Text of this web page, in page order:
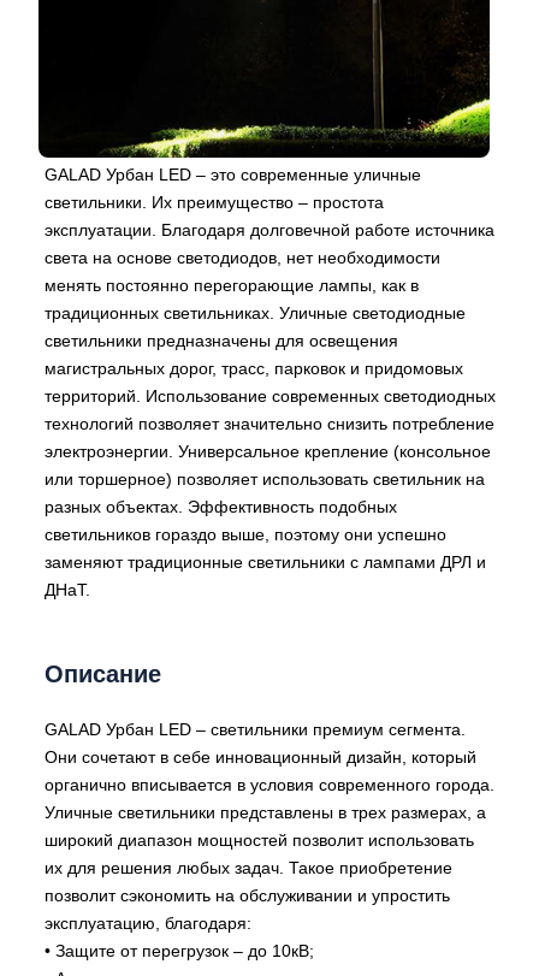
GALAD Урбан LED – это современные уличные
светильники. Их преимущество – простота
эксплуатации. Благодаря долговечной работе источника
света на основе светодиодов, нет необходимости
менять постоянно перегорающие лампы, как в
традиционных светильниках. Уличные светодиодные
светильники предназначены для освещения
магистральных дорог, трасс, парковок и придомовых
территорий. Использование современных светодиодных
технологий позволяет значительно снизить потребление
электроэнергии. Универсальное крепление (консольное
или торшерное) позволяет использовать светильник на
разных объектах. Эффективность подобных
светильников гораздо выше, поэтому они успешно
заменяют традиционные светильники с лампами ДРЛ и
ДНаТ.
Описание
GALAD Урбан LED – светильники премиум сегмента.
Они сочетают в себе инновационный дизайн, который
органично вписывается в условия современного города.
Уличные светильники представлены в трех размерах, а
широкий диапазон мощностей позволит использовать
их для решения любых задач. Такое приобретение
позволит сэкономить на обслуживании и упростить
эксплуатацию, благодаря:
• Защите от перегрузок – до 10кВ;